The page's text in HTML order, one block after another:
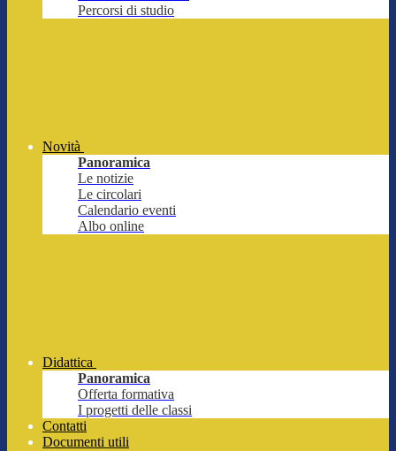
Percorsi di studio
Novità
Panoramica
Le notizie
Le circolari
Calendario eventi
Albo online
Didattica
Panoramica
Offerta formativa
I progetti delle classi
Contatti
Documenti utili